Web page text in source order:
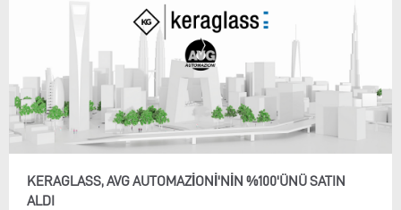
KERAGLASS, AVG AUTOMAZIONI'NIN %100'ÜNÜ SATIN
ALDI